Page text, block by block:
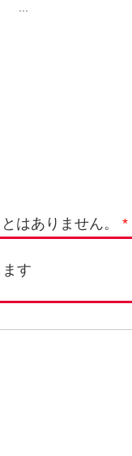
はありません。 *
す